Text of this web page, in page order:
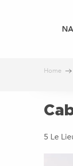
Home
5 Le